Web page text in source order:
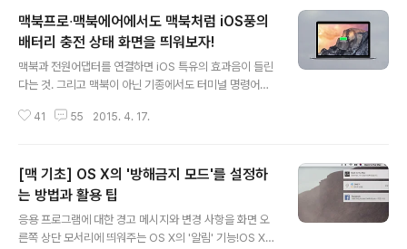
맥북프로∙맥북에어에서도 맥북처럼 iOS풍의
배터리 충전 상태 화면을 띄워보자!
맥북과 전원어댑터를 연결하면 iOS 특유의 효과음이 들린
다는 것. 그리고 맥북이 아닌 기종에서도 터미널 명령어를
습니다. 그런데 여기서 조금 더 나아가 맥북의 충전 상태를
pin' 블로거가 발견한 방법으로, 역시 터미널 명령어가 사
용됩니다. 아래 영상은 맥북에어에 해당 기능을 적용한 모
습입니다. 맥북에어가 잠자기 상태이거나 디스플레이가 꺼
져 있을 때 맥세이프 커넥터를 연결하면 충전이 시작되는
41 55 2015. 4. 17.
[맥 기초] OS X의 '방해금지 모드'를 설정하
는 방법과 활용 팁
응용 프로그램에 대한 경고 메시지와 변경 사항을 화면 오
른쪽 상단 모서리에 띄워주는 OS X의 '알림' 기능!OS X 1